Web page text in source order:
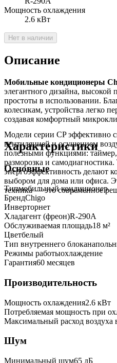
Мощность охлаждения
2.6 кВт
Нет в наличии
Описание
Мобильные кондиционеры
элегантного дизайна, высокой
простоты в использовании.
колесикам, устройства легко
создавая комфортный
Модели серии CP эффективно
вентиляцией и осушением
полезными функциями: таймер,
разморозка и
энергоэффективность делают
выбором для дома или офиса.
техника — это современное
Характеристики
Основные
Типмобильный кондиционер
БрендChigo
Инверторнет
Хладагент (фреон)R-290A
Обслуживаемая площадь18 м²
Цветбелый
Тип внутреннего блока
Режимы работыохлаждение
Гарантия60 месяцев
Производительность
Мощность охлаждения2.6 кВт
Потребляемая мощность при
Максимальный расход воздуха
Шум
Минимальный шум65 дБ